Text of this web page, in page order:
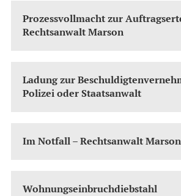
Prozessvollmacht zur
Rechtsanwalt Marson
Ladung zur
Polizei oder Staatsanwalt
Im Notfall – Rechtsanwalt Marson
Wohnungseinbruchdiebstahl